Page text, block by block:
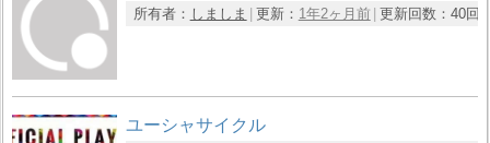
所有者： しましま 更新： 1年2ヶ月前 更新回数： 40回
ユーシャサイクル